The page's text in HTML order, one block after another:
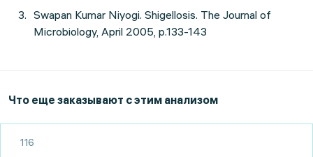
Swapan Kumar Niyogi. Shigellosis. The Journal of
Microbiology, April 2005, p.133-143
Что еще заказывают с этим анализом
116